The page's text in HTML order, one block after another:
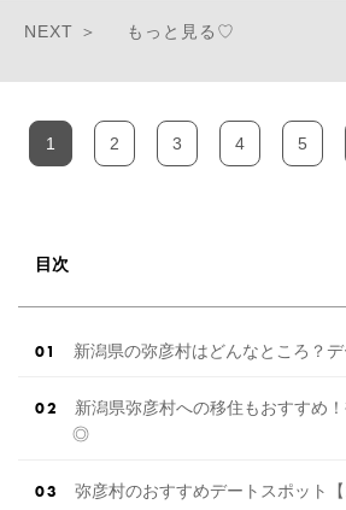
もっと見る♡
1 2 3 4 5
目次
新潟県の弥彦村はどんなところ？
新潟県弥彦村への移住もおすすめ
◎
弥彦村のおすすめデートスポット